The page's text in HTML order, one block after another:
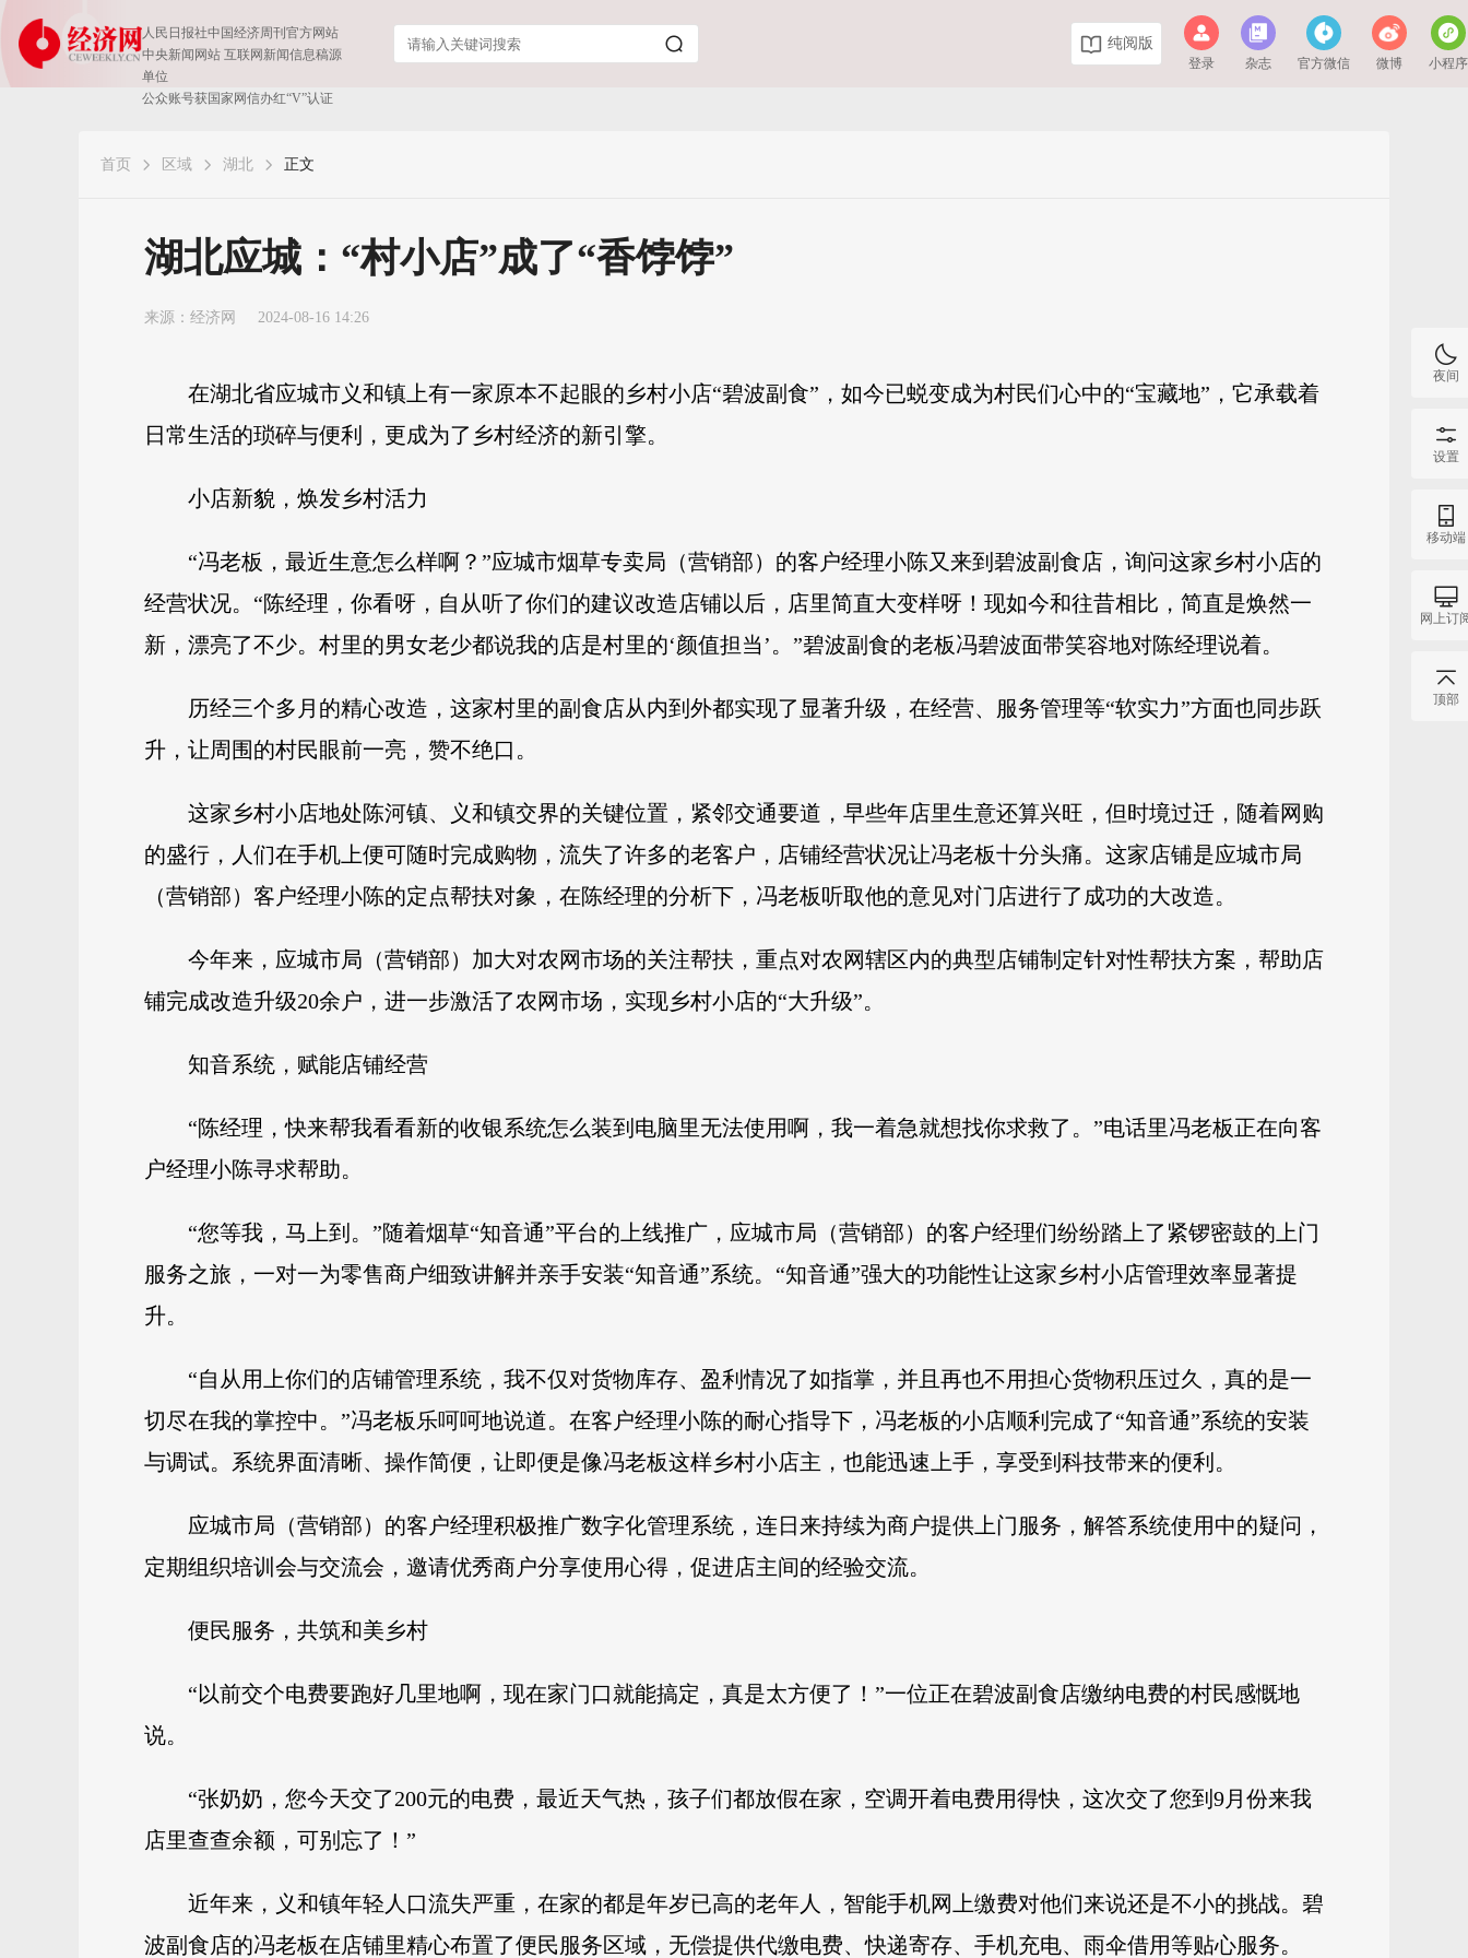
人民日报社中国经济周刊官方网站
中央新闻网站 互联网新闻信息稿源
单位
公众账号获国家网信办红“V”认证
纯阅版
登录 杂志 官方微信 微博 小程序
首页 区域 湖北 正文
湖北应城：“村小店”成了“香饽饽”
来源： 经济网 2024-08-16 14:26
在湖北省应城市义和镇上有一家原本不起眼的乡村小店“碧波副食”，如今已蜕变成为村民们心中的“宝藏地”，它承载着
日常生活的琐碎与便利，更成为了乡村经济的新引擎。
小店新貌，焕发乡村活力
“冯老板，最近生意怎么样啊？”应城市烟草专卖局（营销部）的客户经理小陈又来到碧波副食店，询问这家乡村小店的
经营状况。“陈经理，你看呀，自从听了你们的建议改造店铺以后，店里简直大变样呀！现如今和往昔相比，简直是焕然一
新，漂亮了不少。村里的男女老少都说我的店是村里的‘颜值担当’。”碧波副食的老板冯碧波面带笑容地对陈经理说着。
历经三个多月的精心改造，这家村里的副食店从内到外都实现了显著升级，在经营、服务管理等“软实力”方面也同步跃
升，让周围的村民眼前一亮，赞不绝口。
这家乡村小店地处陈河镇、义和镇交界的关键位置，紧邻交通要道，早些年店里生意还算兴旺，但时境过迁，随着网购
的盛行，人们在手机上便可随时完成购物，流失了许多的老客户，店铺经营状况让冯老板十分头痛。这家店铺是应城市局
（营销部）客户经理小陈的定点帮扶对象，在陈经理的分析下，冯老板听取他的意见对门店进行了成功的大改造。
今年来，应城市局（营销部）加大对农网市场的关注帮扶，重点对农网辖区内的典型店铺制定针对性帮扶方案，帮助店
铺完成改造升级20余户，进一步激活了农网市场，实现乡村小店的“大升级”。
知音系统，赋能店铺经营
“陈经理，快来帮我看看新的收银系统怎么装到电脑里无法使用啊，我一着急就想找你求救了。”电话里冯老板正在向客
户经理小陈寻求帮助。
“您等我，马上到。”随着烟草“知音通”平台的上线推广，应城市局（营销部）的客户经理们纷纷踏上了紧锣密鼓的上门
服务之旅，一对一为零售商户细致讲解并亲手安装“知音通”系统。“知音通”强大的功能性让这家乡村小店管理效率显著提
升。
“自从用上你们的店铺管理系统，我不仅对货物库存、盈利情况了如指掌，并且再也不用担心货物积压过久，真的是一
切尽在我的掌控中。”冯老板乐呵呵地说道。在客户经理小陈的耐心指导下，冯老板的小店顺利完成了“知音通”系统的安装
与调试。系统界面清晰、操作简便，让即便是像冯老板这样乡村小店主，也能迅速上手，享受到科技带来的便利。
应城市局（营销部）的客户经理积极推广数字化管理系统，连日来持续为商户提供上门服务，解答系统使用中的疑问，
定期组织培训会与交流会，邀请优秀商户分享使用心得，促进店主间的经验交流。
便民服务，共筑和美乡村
“以前交个电费要跑好几里地啊，现在家门口就能搞定，真是太方便了！”一位正在碧波副食店缴纳电费的村民感慨地
说。
“张奶奶，您今天交了200元的电费，最近天气热，孩子们都放假在家，空调开着电费用得快，这次交了您到9月份来我
店里查查余额，可别忘了！”
近年来，义和镇年轻人口流失严重，在家的都是年岁已高的老年人，智能手机网上缴费对他们来说还是不小的挑战。碧
波副食店的冯老板在店铺里精心布置了便民服务区域，无偿提供代缴电费、快递寄存、手机充电、雨伞借用等贴心服务。
夜间
设置
移动端
网上订
顶部